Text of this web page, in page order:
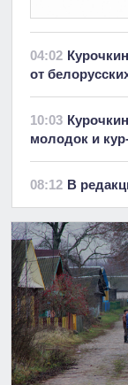
04:02
от
10:03
молодок и
08:12 В